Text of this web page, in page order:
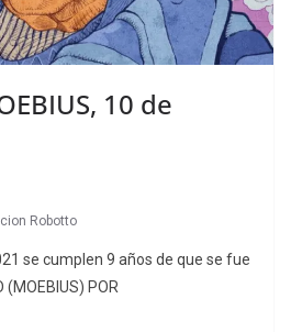
10 de
Robotto
se cumplen 9 años de que se fue
(MOEBIUS) POR